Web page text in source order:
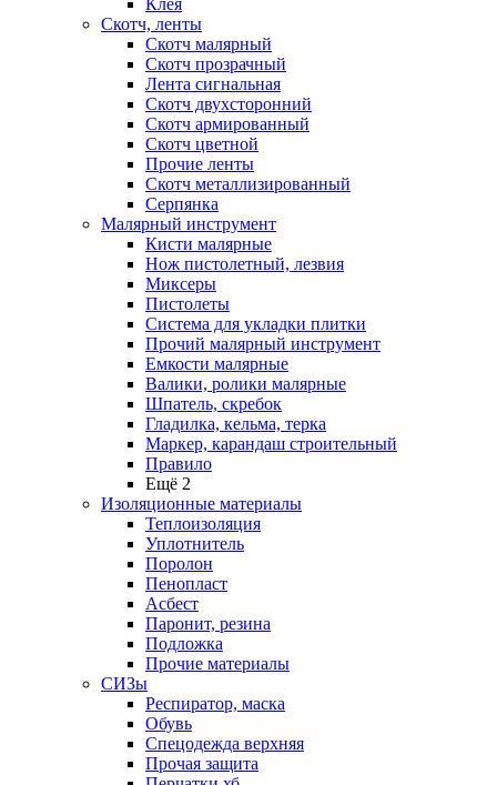
Клея
Скотч, ленты
Скотч малярный
Скотч прозрачный
Лента сигнальная
Скотч двухсторонний
Скотч армированный
Скотч цветной
Прочие ленты
Скотч металлизированный
Серпянка
Малярный инструмент
Кисти малярные
Нож пистолетный, лезвия
Миксеры
Пистолеты
Система для укладки плитки
Прочий малярный инструмент
Емкости малярные
Валики, ролики малярные
Шпатель, скребок
Гладилка, кельма, терка
Маркер, карандаш строительный
Правило
Ещё 2
Изоляционные материалы
Теплоизоляция
Уплотнитель
Поролон
Пенопласт
Асбест
Паронит, резина
Подложка
Прочие материалы
СИЗы
Респиратор, маска
Обувь
Спецодежда верхняя
Прочая защита